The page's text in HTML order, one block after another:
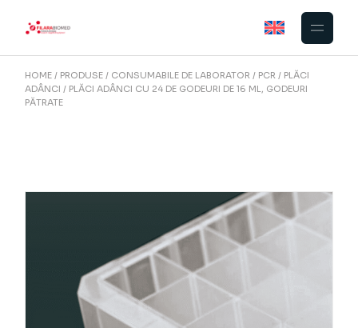
HOME PRODUSE CONSUMABILE DE LABORATOR PCR
PLĂCI
ADÂNCI
PLĂCI ADÂNCI CU 24 DE GODEURI DE 16 ML, GODEURI
PĂTRATE